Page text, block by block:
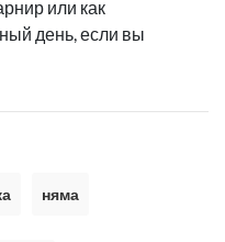
или как
день, если вы
няма